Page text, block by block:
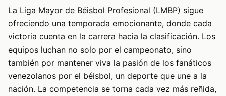
La Liga Mayor de Béisbol Profesional (LMBP) sigue
ofreciendo una temporada emocionante, donde cada
victoria cuenta en la carrera hacia la clasificación. Los
equipos luchan no solo por el campeonato, sino
también por mantener viva la pasión de los fanáticos
venezolanos por el béisbol, un deporte que une a la
nación. La competencia se torna cada vez más reñida,